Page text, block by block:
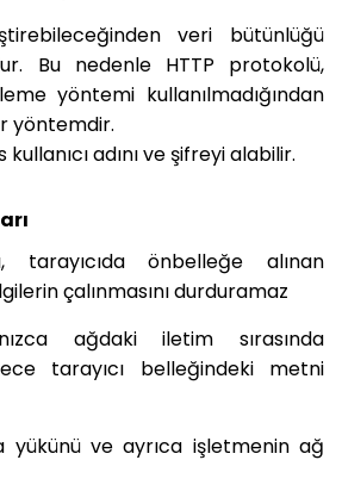
veri bütünlüğü
Bu nedenle HTTP protokolü,
yöntemi kullanılmadığından
yöntemdir.
adını ve şifreyi alabilir.
tarayıcıda önbelleğe alınan
çalınmasını durduramaz
ağdaki iletim sırasında
tarayıcı belleğindeki metni
yükünü ve ayrıca işletmenin ağ